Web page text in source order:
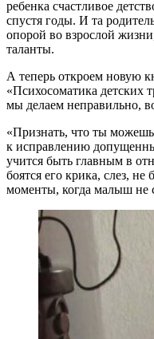
ребенка счастливое
спустя годы. И та
опорой во взрослой
таланты.
А теперь откроем новую
«Психосоматика детских
мы делаем неправильно,
«Признать, что ты
к исправлению
учится быть главным в
боятся его крика, слез, не
моменты, когда малыш не